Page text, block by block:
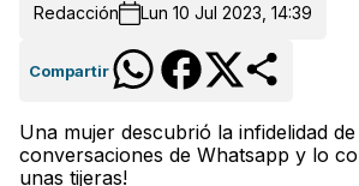
Redacción Lun 10 Jul 2023, 14:39
Compartir
Una mujer descubrió la infidelidad
conversaciones de Whatsapp y lo
unas tijeras!